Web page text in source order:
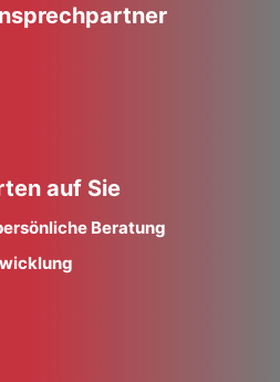
auf Sie
Beratung